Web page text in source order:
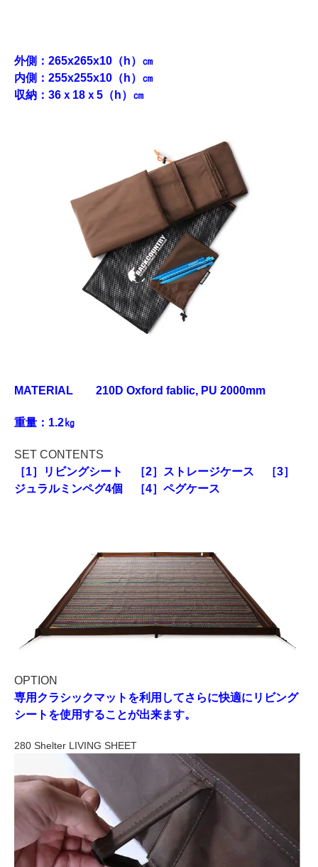
外側：265x265x10（h）㎝
内側：255x255x10（h）㎝
収納：36ｘ18ｘ5（h）㎝
MATERIAL 210D Oxford fablic, PU 2000mm
重量：1.2㎏
SET CONTENTS
［1］リビングシート ［2］ストレージケース ［3］
ジュラルミンペグ4個 ［4］ペグケース
OPTION
専用クラシックマットを利用してさらに快適にリビング
シートを使用することが出来ます。
280 Shelter LIVING SHEET